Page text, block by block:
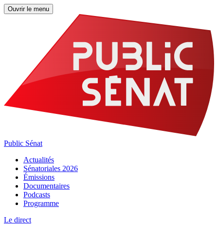
Ouvrir le menu
Public Sénat
Actualités
Sénatoriales 2026
Émissions
Documentaires
Podcasts
Programme
Le direct